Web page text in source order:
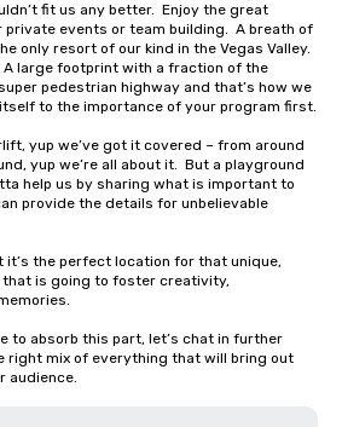
fit us any better.  Enjoy the great
events or team building.  A breath of
only resort of our kind in the Vegas Valley.
pedestrian highway and that’s how we
to the importance of your program first.
yup we’re all about it.  But a playground
help us by sharing what is important to
provide the details for unbelievable
it’s the perfect location for that unique,
is going to foster creativity,
to absorb this part, let’s chat in further
right mix of everything that will bring out
audience.